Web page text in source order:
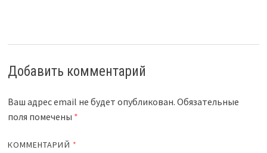
Добавить комментарий
Ваш адрес email не будет опубликован. Обязательные
поля помечены *
КОММЕНТАРИЙ *